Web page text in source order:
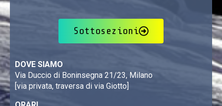
Sottosezioni
DOVE SIAMO
Via Duccio di Boninsegna 21/23, Milano
[via privata, traversa di via Giotto]